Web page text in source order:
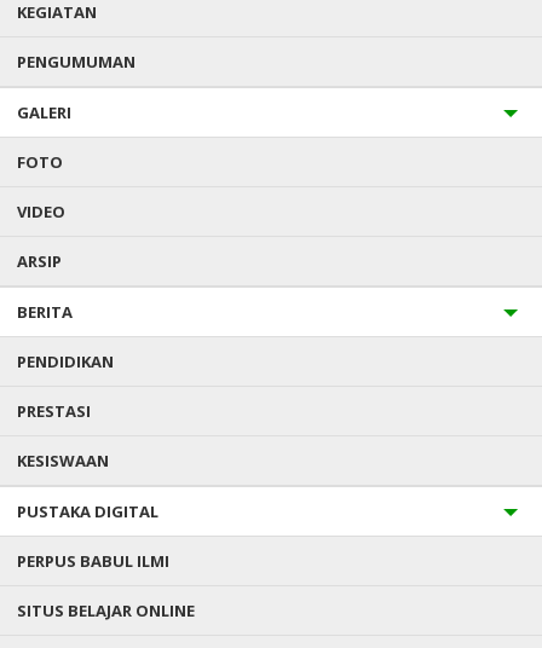
KEGIATAN
PENGUMUMAN
GALERI
FOTO
VIDEO
ARSIP
BERITA
PENDIDIKAN
PRESTASI
KESISWAAN
PUSTAKA DIGITAL
PERPUS BABUL ILMI
SITUS BELAJAR ONLINE